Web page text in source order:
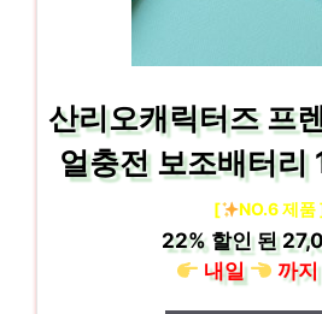
산리오캐릭터즈 프
얼충전 보조배터
[ NO.6 제품
22%할인 된
내일
까지